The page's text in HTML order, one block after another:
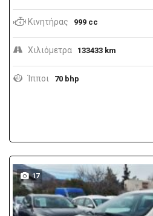
Κινητήρας 999 cc
Χιλιόμετρα 133433 km
Ίπποι 70 bhp
17